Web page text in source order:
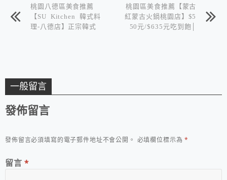
桃園八德區美食推薦
【SU Kitchen 韓式料
理-八德店】正宗韓式
桃園區美食推薦【蒙古
紅蒙古火鍋桃園店】$5
50元/$635元吃到飽│
一般留言
發佈留言
發佈留言必須填寫的電子郵件地址不會公開。 必填欄位標示為*
留言 *